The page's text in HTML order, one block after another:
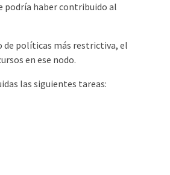
podría haber contribuido al
de políticas más restrictiva, el
en ese nodo.
las siguientes tareas: